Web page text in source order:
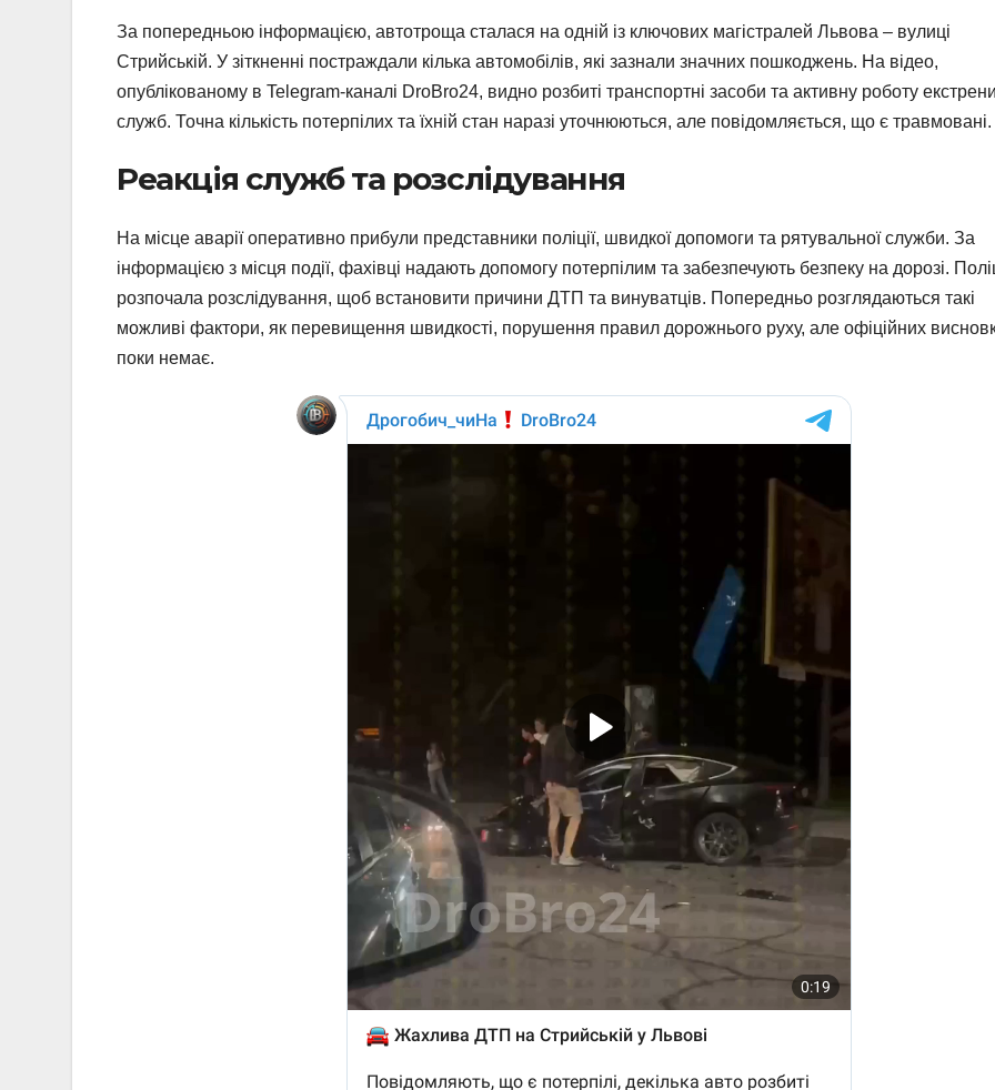
За попередньою інформацією, автотроща сталася на одній із ключових магістралей Львова – вулиці
Стрийській. У зіткненні постраждали кілька автомобілів, які зазнали значних пошкоджень. На відео,
опублікованому в Telegram-каналі DroBro24, видно розбиті транспортні засоби та активну роботу
служб. Точна кількість потерпілих та їхній стан наразі уточнюються, але повідомляється, що є травмовані.
Реакція служб та розслідування
На місце аварії оперативно прибули представники поліції, швидкої допомоги та рятувальної служби. За
інформацією з місця події, фахівці надають допомогу потерпілим та забезпечують безпеку на дорозі.
розпочала розслідування, щоб встановити причини ДТП та винуватців. Попередньо розглядаються такі
можливі фактори, як перевищення швидкості, порушення правил дорожнього руху, але офіційних
поки немає.